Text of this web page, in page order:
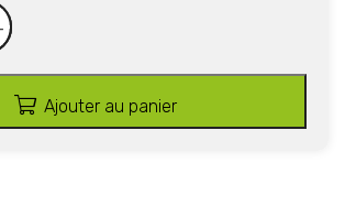
Ajouter au panier